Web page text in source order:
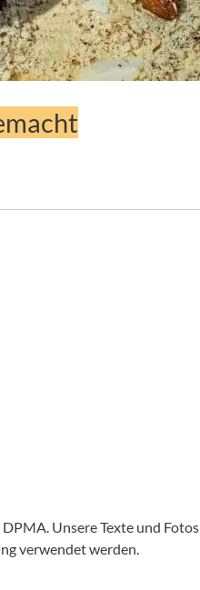
Unsere Texte und Fotos
verwendet werden.